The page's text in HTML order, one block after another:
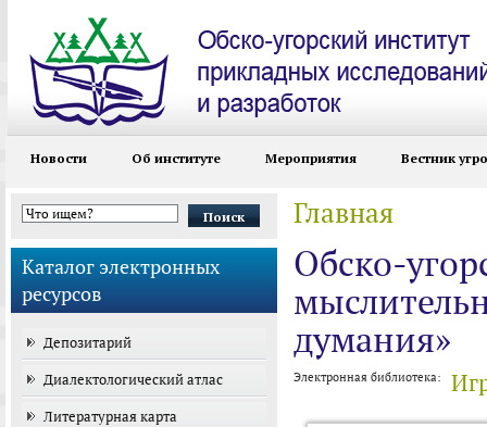
Новости Об институте Мероприятия Вестник
Форма поиска
Каталог электронных
ресурсов
Депозитарий
Диалектологический атлас
Литературная карта
Вы здесь
Главная
Обско-
думания»
Электронная библиотека: